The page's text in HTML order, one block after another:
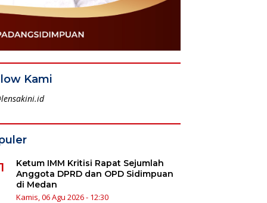
Kami
Ketum IMM Kritisi Rapat Sejumlah
Anggota DPRD dan OPD Sidimpuan
di Medan
Kamis, 06 Agu 2026 - 12:30